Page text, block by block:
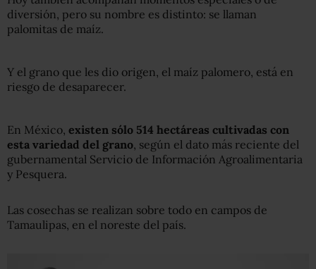
diversión, pero su nombre es distinto: se llaman
palomitas de maíz.
Y el grano que les dio origen, el maíz palomero, está en
riesgo de desaparecer.
En México, existen sólo 514 hectáreas cultivadas con
esta variedad del grano, según el dato más reciente del
gubernamental Servicio de Información Agroalimentaria
y Pesquera.
Las cosechas se realizan sobre todo en campos de
Tamaulipas, en el noreste del país.